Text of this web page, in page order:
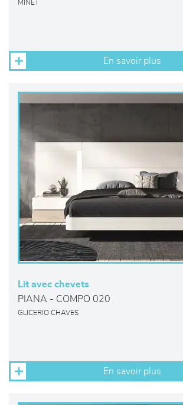
MINET
En savoir plus
Lit avec chevets
PIANA - COMPO 020
GLICERIO CHAVES
En savoir plus